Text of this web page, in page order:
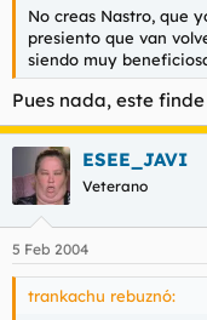
No creas Nastro, que
presiento que van
siendo muy
Pues nada, este
ESEE_JAVI
Veterano
5 Feb 2004
trankachu rebuznó: